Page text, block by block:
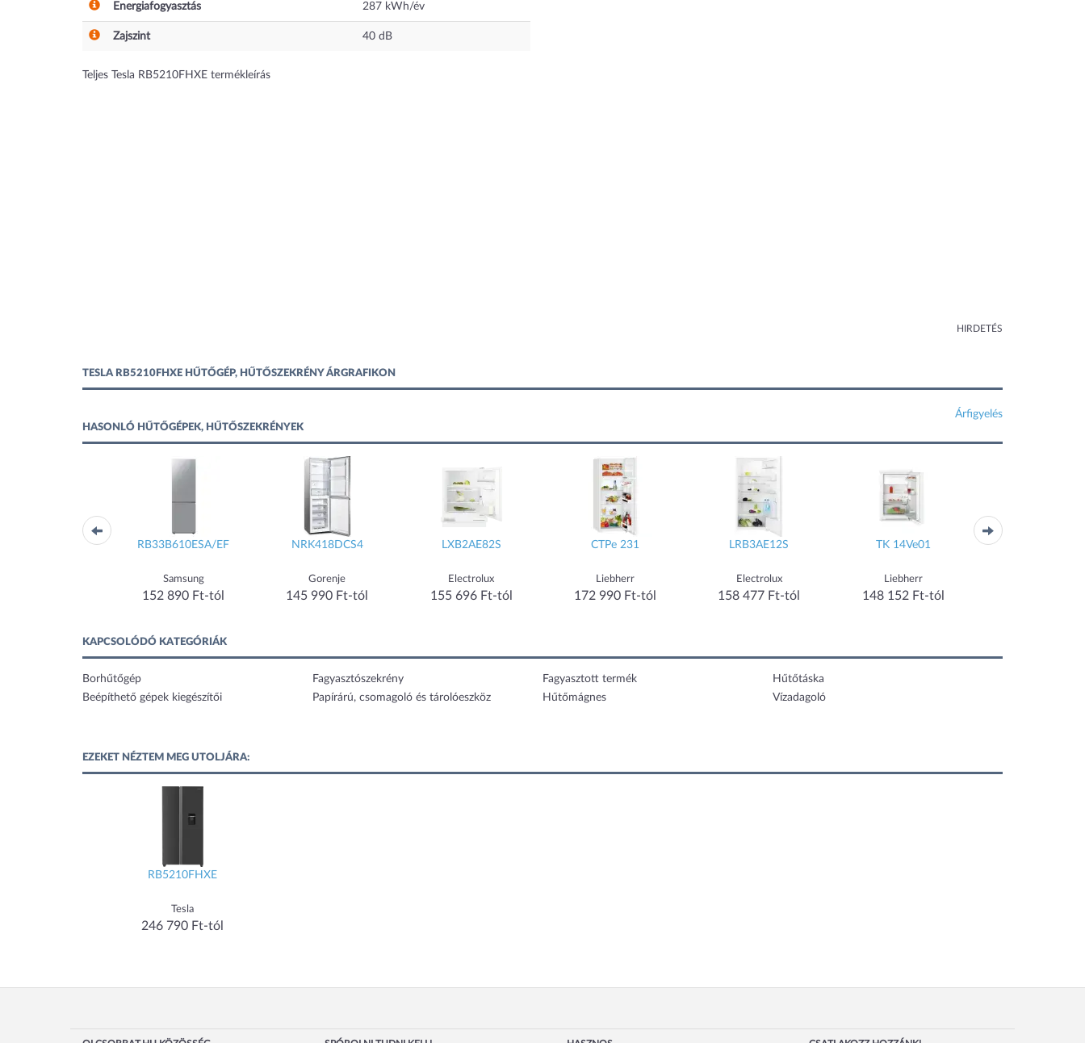
Energiafogyasztás 287 kWh/év
Zajszint 40 dB
Teljes Tesla RB5210FHXE termékleírás
HIRDETÉS
TESLA RB5210FHXE HŰTŐGÉP, HŰTŐSZEKRÉNY ÁRGRAFIKON
Árfigyelés
HASONLÓ HŰTŐGÉPEK, HŰTŐSZEKRÉNYEK
EF RB33B610ESA/EF
Samsung
152 890 Ft-tól
NRK418DCS4
Gorenje
145 990 Ft-tól
LXB2AE82S
Electrolux
155 696 Ft-tól
CTPe 231
Liebherr
172 990 Ft-tól
LRB3AE12S
Electrolux
158 477 Ft-tól
TK 14Ve01
Liebherr
148 152 Ft-tól
KAPCSOLÓDÓ KATEGÓRIÁK
Borhűtőgép Fagyasztószekrény Fagyasztott termék
Hűtőtáska
Beépíthető gépek kiegészítői
Papírárú, csomagoló és tárolóeszköz Hűtőmágnes Vízadagoló
EZEKET NÉZTEM MEG UTOLJÁRA:
RB5210FHXE
Tesla
246 790 Ft-tól